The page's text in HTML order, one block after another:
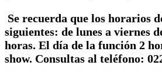
Se recuerda que los horarios
siguientes: de lunes a viernes
horas. El día de la función 2
show. Consultas al teléfono: